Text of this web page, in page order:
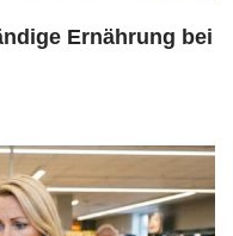
Ernährung bei